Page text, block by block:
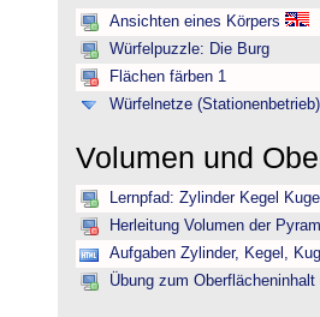
Ansichten eines Körpers
Würfelpuzzle: Die Burg
Flächen färben 1
Würfelnetze (Stationenbetrieb)
Volumen und
Lernpfad: Zylinder Kegel Kugel
Herleitung Volumen der
Aufgaben Zylinder, Kegel,
Übung zum Oberflächeninhalt